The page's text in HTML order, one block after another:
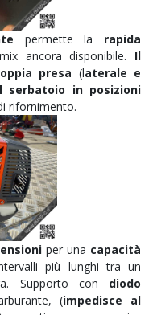
permette la rapida
ancora disponibile. Il
presa (laterale e
serbatoio in posizioni
rifornimento.
per una capacità
più lunghi tra un
. Supporto con diodo
(impedisce al